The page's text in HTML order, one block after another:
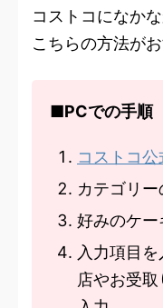
コストコになか
こちらの方法がお
■PCでの手順
コストコ公
カテゴリ
好みのケー
入力項目
店やお受